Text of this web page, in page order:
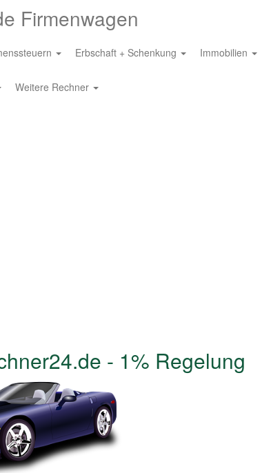
Firmenwagen
Erbschaft + Schenkung Immobilien
Weitere Rechner
- 1% Regelung